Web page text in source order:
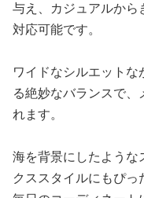
洗練されたデザインが
現しています。
落ち着いたウォッシュ
対応可能です。